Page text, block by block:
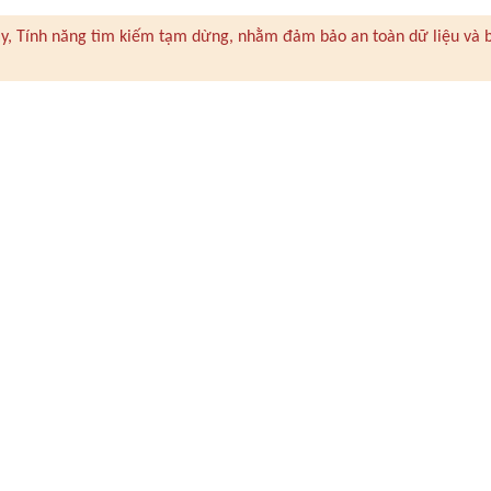
Tính năng tìm kiếm tạm dừng, nhằm đảm bảo an toàn dữ liệu và